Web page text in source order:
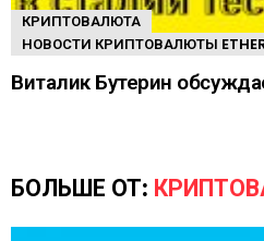
КРИПТОВАЛЮТА
НОВОСТИ КРИПТОВАЛЮТЫ
Виталик Бутерин
БОЛЬШЕ ОТ: